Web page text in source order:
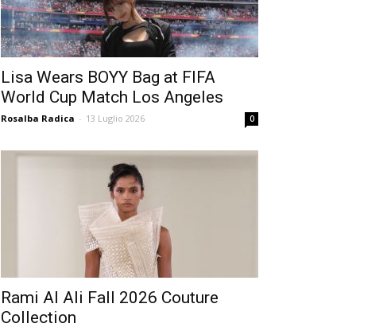
Lisa Wears BOYY Bag at FIFA
World Cup Match Los Angeles
Rosalba Radica - 13 Luglio 2026 0
Rami Al Ali Fall 2026 Couture
Collection